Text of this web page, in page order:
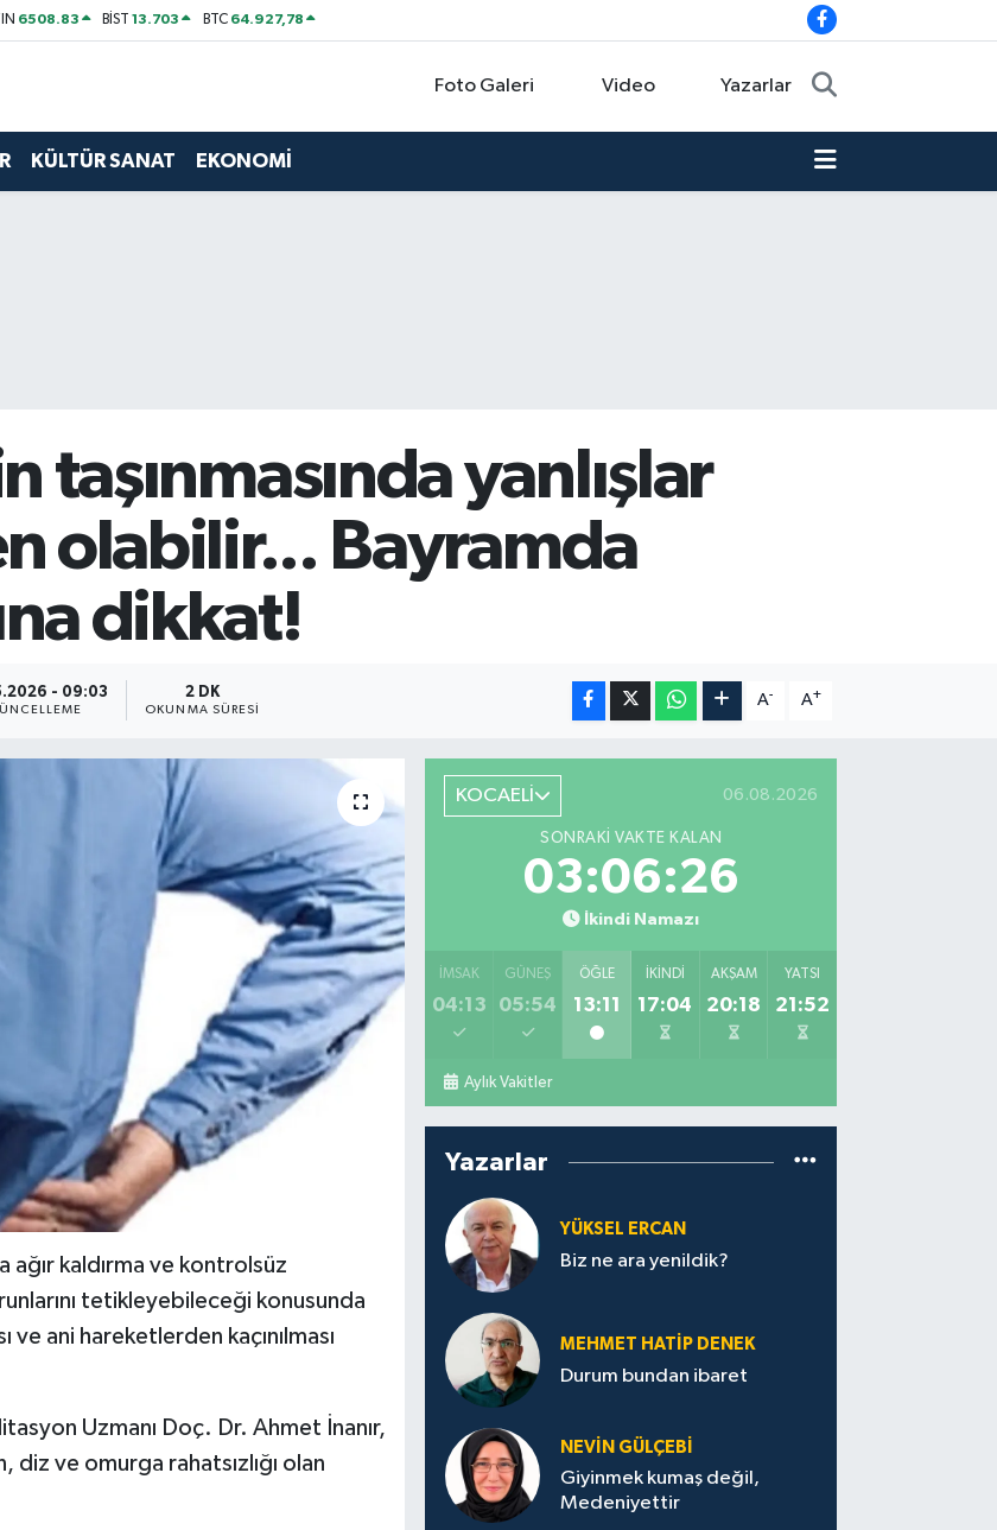
6508.83 BİST13.703 BTC 64.927,78
Foto Galeri Video Yazarlar
KÜLTÜR SANAT EKONOMİ
taşınmasında yanlışlar
olabilir... Bayramda
dikkat!
- 09:03 2 DK
OKUNMA SÜRESI
A- A+
ağır kaldırma ve kontrolsüz
tetikleyebileceği konusunda
ve ani hareketlerden kaçınılması
Uzmanı Doç. Dr. Ahmet İnanır,
diz ve omurga rahatsızlığı olan
KOCAELİ 06.08.2026
SONRAKI VAKTE KALAN
03:06:25
İkindi Namazı
İMSAK
04:13
GÜNEŞ
05:54
ÖĞLE
13:11
İKINDI
17:04
AKŞAM
20:18
YATSI
21:52
Aylık Vakitler
Yazarlar
YÜKSEL ERCAN
Biz ne ara yenildik?
MEHMET HATİP DENEK
Durum bundan ibaret
NEVİN GÜLÇEBİ
Giyinmek kumaş değil,
Medeniyettir